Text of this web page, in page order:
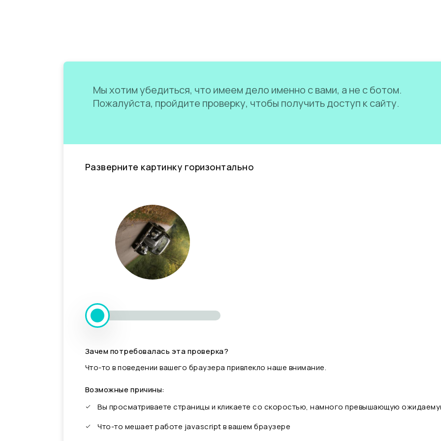
Мы хотим убедиться, что имеем дело именно с вами, а не с ботом.
Пожалуйста, пройдите проверку, чтобы получить доступ к сайту.
Разверните картинку горизонтально
Зачем потребовалась эта проверка?
Что-то в поведении вашего браузера привлекло наше внимание.
Возможные причины:
Вы просматриваете страницы и кликаете со скоростью, намного превышающую
Что-то мешает работе javascript в вашем браузере